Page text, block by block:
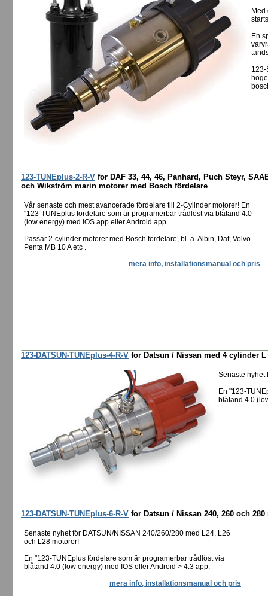
Med
En
123-
123-TUNEplus-2-R-V for DAF 33, 44, 46, Panhard, Puch Steyr,
och Wikström marin motorer med Bosch fördelare
Vår senaste och mest avancerade fördelare till 2-Cylinder motorer! En
"123-TUNEplus fördelare som är programerbar trådlöst via blåtand 4.0
(low energy) med IOS app eller Android app.
Passar 2-cylinder motorer med Bosch fördelare, bl. a. Albin, Daf, Volvo
Penta MB 10 A etc .
mera info, installationsmanual och pris
123-DATSUN-TUNEplus-4-R-V for Datsun / Nissan med 4 cylinder
Senaste nyhet
En "123-
blåtand 4.0
123-DATSUN-TUNEplus-6-R-V for Datsun / Nissan 240, 260 och
Senaste nyhet för DATSUN/NISSAN 240/260/280 med L24, L26
och L28 motorer!
En "123-TUNEplus fördelare som är programerbar trådlöst via
blåtand 4.0 (low energy) med IOS eller Android > 4.3 app.
mera info, installationsmanual och pris